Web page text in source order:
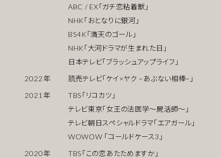
ABC / EX「ガチ恋粘着獣」
NHK「おとなりに銀河」
BS4K「満天のゴール」
NHK「大河ドラマが生まれた日」
日本テレビ「ブラッシュアップライフ」
2022年
読売テレビ「ケイ×ヤク −あぶない相棒−」
2021 年
TBS「リコカツ」
テレビ東京「女王の法医学〜屍活師〜」
テレビ朝日スペシャルドラマ「エアガール」
WOWOW 「コールドケース3」
2020年
TBS「この恋あたためますか」